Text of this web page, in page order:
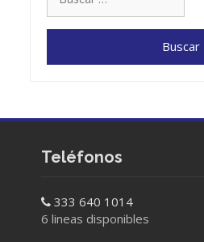
Teléfonos
333 640 1014
6 lineas disponibles